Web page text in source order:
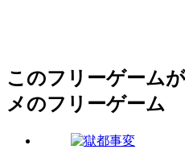
このフリーゲーム
メのフリーゲーム